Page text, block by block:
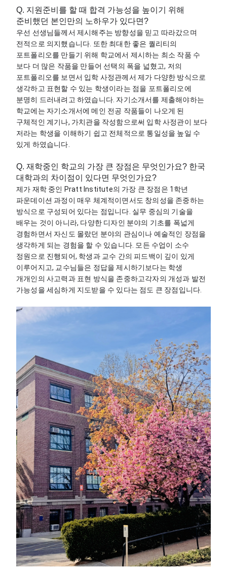
Q. 지원준비를 할 때 합격 가능성을 높이기 위해
준비했던 본인만의 노하우가 있다면?
우선 선생님들께서 제시해주는 방향성을 믿고 따라갔으며
전적으로 의지했습니다. 또한 최대한 좋은 퀄리티의
포트폴리오를 만들기 위해 학교에서 제시하는 최소 작품 수
보다 더 많은 작품을 만들어 선택의 폭을 넓혔고, 저의
포트폴리오를 보면서 입학 사정관께서 제가 다양한 방식으로
생각하고 표현할 수 있는 학생이라는 점을 포트폴리오에
분명히 드러내려고 하였습니다. 자기소개서를 제출해야하는
학교에는 자기소개서에 메인 전공 작품들이 나오게 된
구체적인 계기나, 가치관을 작성함으로써 입학 사정관이 보다
저라는 학생을 이해하기 쉽고 전체적으로 통일성을 높일 수
있게 하였습니다.
Q. 재학중인 학교의 가장 큰 장점은 무엇인가요? 한국
대학과의 차이점이 있다면 무엇인가요?
제가 재학 중인 Pratt Institute의 가장 큰 장점은 1학년
파운데이션 과정이 매우 체계적이면서도 창의성을 존중하는
방식으로 구성되어 있다는 점입니다. 실무 중심의 기술을
배우는 것이 아니라, 다양한 디자인 분야의 기초를 폭넓게
경험하면서 자신도 몰랐던 분야의 관심이나 예술적인 장점을
생각하게 되는 경험을 할 수 있습니다. 모든 수업이 소수
정원으로 진행되어, 학생과 교수 간의 피드백이 깊이 있게
이루어지고, 교수님들은 정답을 제시하기보다는 학생
개개인의 사고력과 표현 방식을 존중하고각자의 개성과 발전
가능성을 세심하게 지도받을 수 있다는 점도 큰 장점입니다.